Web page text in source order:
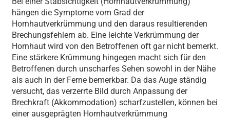
hängen die Symptome vom Grad der
Hornhautverkrümmung und den daraus resultierenden
Brechungsfehlern ab. Eine leichte Verkrümmung der
Hornhaut wird von den Betroffenen oft gar nicht bemerkt.
Eine stärkere Krümmung hingegen macht sich für den
Betroffenen durch unscharfes Sehen sowohl in der Nähe
als auch in der Ferne bemerkbar. Da das Auge ständig
versucht, das verzerrte Bild durch Anpassung der
Brechkraft (Akkommodation) scharfzustellen, können bei
einer ausgeprägten Hornhautverkrümmung